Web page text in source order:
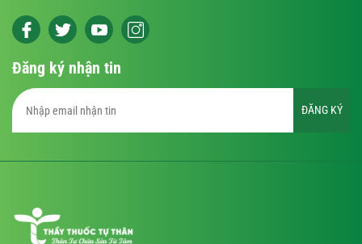
Đăng ký nhận tin
ĐĂNG KÝ